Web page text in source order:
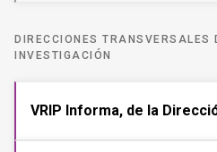
DIRECCIONES TRANSVERSALES
INVESTIGACIÓN
VRIP Informa, de la